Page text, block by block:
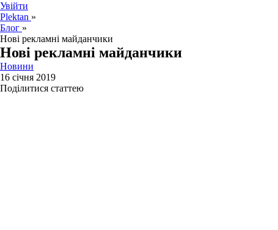
Увійти
Plektan »
Блог »
Нові рекламні майданчики
Нові рекламні майданчики
Новини
16 січня 2019
Поділитися статтею